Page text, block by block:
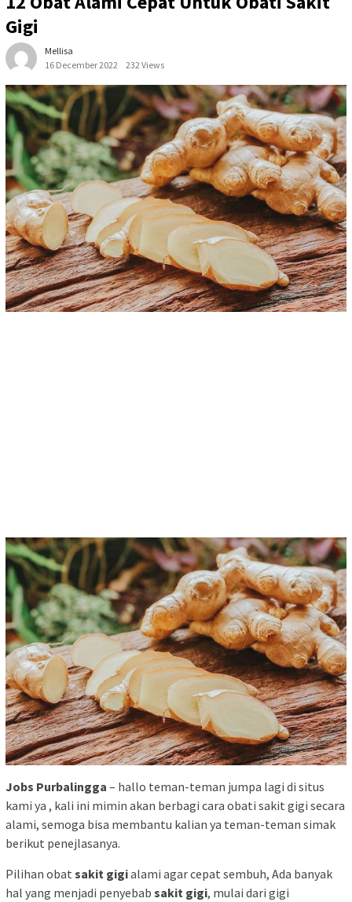
Gigi
Mellisa
16 December 2022
232 Views
Jobs Purbalingga – hallo teman-teman jumpa lagi di situs
kami ya , kali ini mimin akan berbagi cara obati sakit gigi secara
alami, semoga bisa membantu kalian ya teman-teman simak
berikut penejlasanya.
Pilihan obat sakit gigialami agar cepat sembuh, Ada banyak
hal yang menjadi penyebab sakit gigi, mulai dari gigi